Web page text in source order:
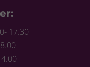
17.30